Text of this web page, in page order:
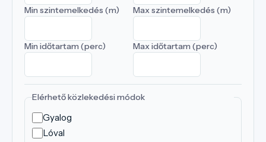
Min szintemelkedés (m) Max szintemelkedés (m)
Min időtartam (perc) Max időtartam (perc)
Elérhető közlekedési módok
Gyalog
Lóval